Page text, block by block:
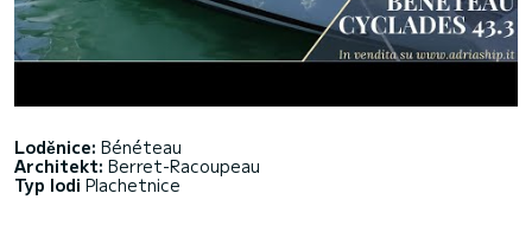
Loděnice: Bénéteau
Architekt: Berret-Racoupeau
Typ lodi Plachetnice